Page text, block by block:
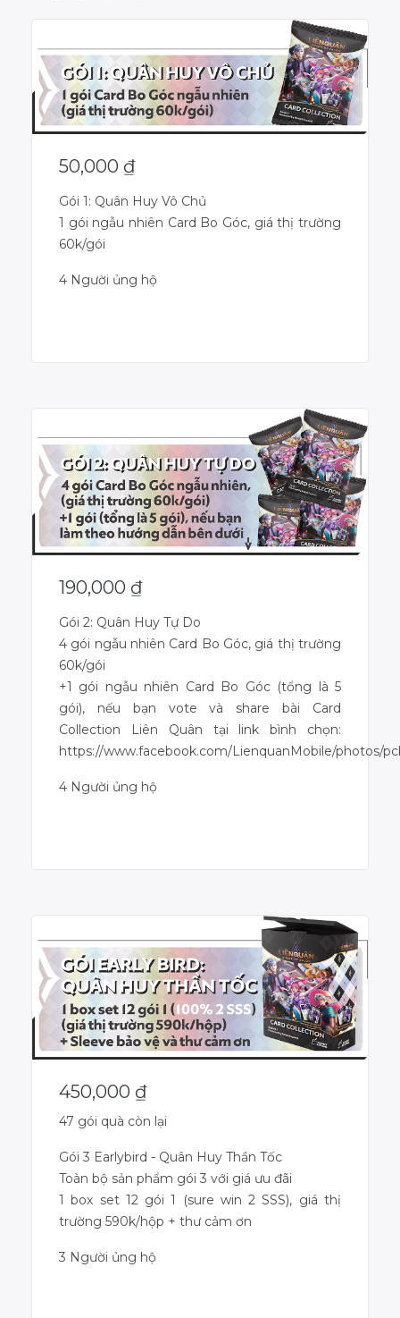
50,000 ₫
Gói 1: Quân Huy Vô Chủ
1 gói ngẫu nhiên Card Bo Góc, giá thị trường
60k/gói
4 Người ủng hộ
190,000 ₫
Gói 2: Quân Huy Tự Do
4 gói ngẫu nhiên Card Bo Góc, giá thị trường
60k/gói
+1 gói ngẫu nhiên Card Bo Góc (tổng là 5
gói), nếu bạn vote và share bài Card
Collection Liên Quân tại link bình chọn:
https://www.facebook.com/LienquanMobile/photos/
4 Người ủng hộ
450,000 ₫
47 gói quà còn lại
Gói 3 Earlybird - Quân Huy Thần Tốc
Toàn bộ sản phẩm gói 3 với giá ưu đãi
1 box set 12 gói 1 (sure win 2 SSS), giá thị
trường 590k/hộp + thư cảm ơn
3 Người ủng hộ